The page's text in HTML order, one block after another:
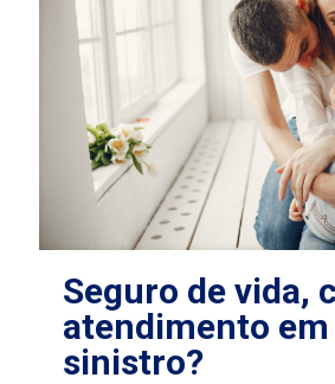
Seguro de vida,
atendimento em
sinistro?